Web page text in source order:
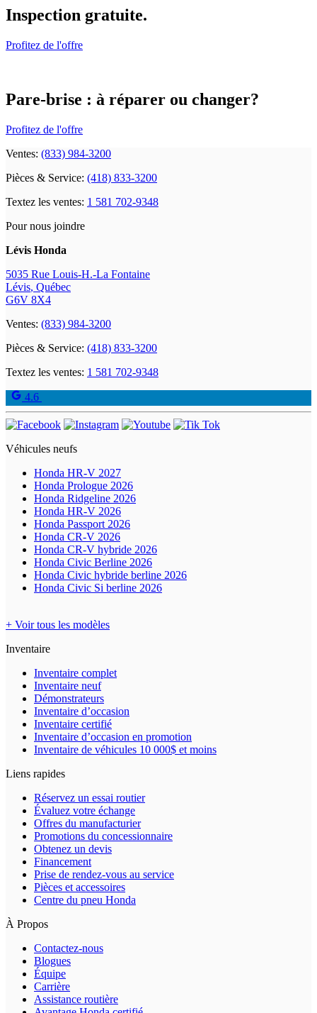
Inspection gratuite.
Profitez de l'offre
Pare-brise : à réparer ou changer?
Profitez de l'offre
Ventes: (833) 984-3200
Pièces & Service: (418) 833-3200
Textez les ventes: 1 581 702-9348
Pour nous joindre
Lévis Honda
5035 Rue Louis-H.-La Fontaine
Lévis, Québec
G6V 8X4
Ventes: (833) 984-3200
Pièces & Service: (418) 833-3200
Textez les ventes: 1 581 702-9348
4.6
Véhicules neufs
Honda HR-V 2027
Honda Prologue 2026
Honda Ridgeline 2026
Honda HR-V 2026
Honda Passport 2026
Honda CR-V 2026
Honda CR-V hybride 2026
Honda Civic Berline 2026
Honda Civic hybride berline 2026
Honda Civic Si berline 2026
+ Voir tous les modèles
Inventaire
Inventaire complet
Inventaire neuf
Démonstrateurs
Inventaire d’occasion
Inventaire certifié
Inventaire d’occasion en promotion
Inventaire de véhicules 10 000$ et moins
Liens rapides
Réservez un essai routier
Évaluez votre échange
Offres du manufacturier
Promotions du concessionnaire
Obtenez un devis
Financement
Prise de rendez-vous au service
Pièces et accessoires
Centre du pneu Honda
À Propos
Contactez-nous
Blogues
Équipe
Carrière
Assistance routière